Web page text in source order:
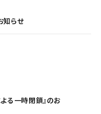
知らせ
る一時閉鎖』のお
「つなげる・つな
信防止市場でシ
る一時閉鎖』のお
る一時閉鎖』のお